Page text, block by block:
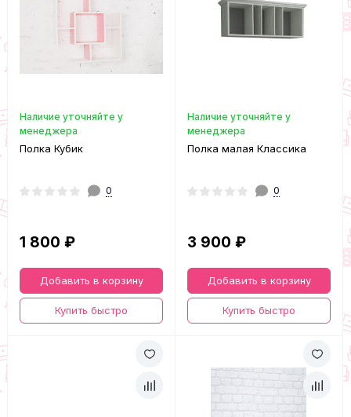
Наличие уточняйте у
менеджера
Полка Кубик
0
1 800 ₽
Добавить в корзину
Купить быстро
Наличие уточняйте у
менеджера
Полка малая Классика
0
3 900 ₽
Добавить в корзину
Купить быстро